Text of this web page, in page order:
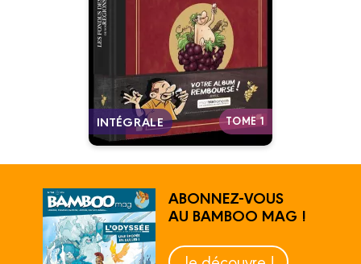
INTÉGRALE TOME 1
Date de parution :
03/11/2021
À consommer sans
modération !
Autres tomes
ABONNEZ-VOUS
AU BAMBOO MAG !